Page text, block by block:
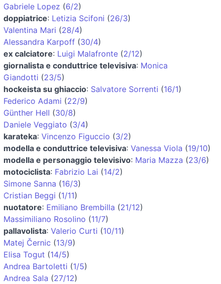
Gabriele Lopez (6/2)
doppiatrice: Letizia Scifoni (26/3)
Valentina Mari (28/4)
Alessandra Karpoff (30/4)
ex calciatore: Luigi Malafronte (2/12)
giornalista e conduttrice televisiva: Monica
Giandotti (23/5)
hockeista su ghiaccio: Salvatore Sorrenti (16/1)
Federico Adami (22/9)
Günther Hell (30/8)
Daniele Veggiato (3/4)
karateka: Vincenzo Figuccio (3/2)
modella e conduttrice televisiva: Vanessa Viola (19/10)
modella e personaggio televisivo: Maria Mazza (23/6)
motociclista: Fabrizio Lai (14/2)
Simone Sanna (16/3)
Cristian Beggi (1/11)
nuotatore: Emiliano Brembilla (21/12)
Massimiliano Rosolino (11/7)
pallavolista: Valerio Curti (10/11)
Matej Černic (13/9)
Elisa Togut (14/5)
Andrea Bartoletti (1/5)
Andrea Sala (27/12)